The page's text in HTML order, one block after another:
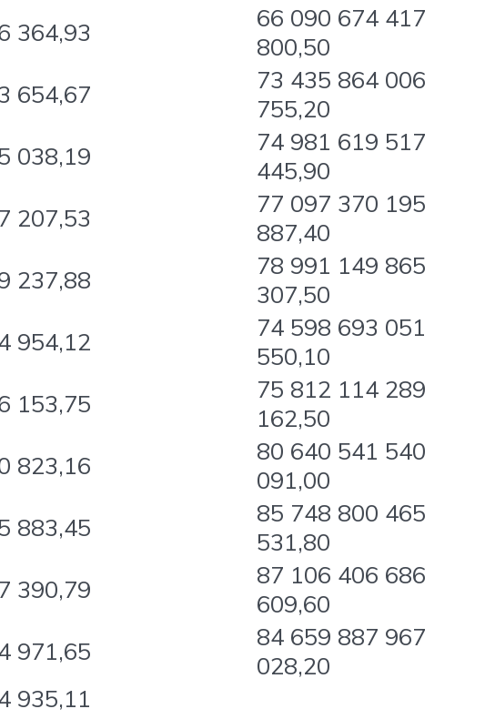
364,93
66 090 674 417
800,50
654,67
73 435 864 006
755,20
038,19
74 981 619 517
445,90
207,53
77 097 370 195
887,40
237,88
78 991 149 865
307,50
954,12
74 598 693 051
550,10
153,75
75 812 114 289
162,50
823,16
80 640 541 540
091,00
883,45
85 748 800 465
531,80
390,79
87 106 406 686
609,60
971,65
84 659 887 967
028,20
935,11